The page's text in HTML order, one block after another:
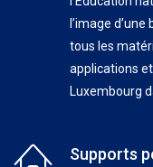
l’image
tous les
applications
Luxembourg
Supports